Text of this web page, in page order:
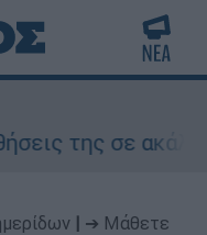
σε ακάλυπτο
➔ Μάθετε